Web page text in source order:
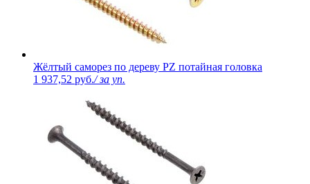
Жёлтый саморез по дереву PZ потайная головка
1 937,52 руб./ за уп.